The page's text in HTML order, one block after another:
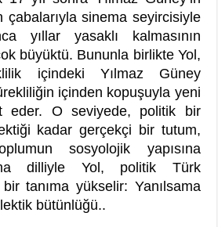
çabalarıyla sinema seyircisiyle
yıllar yasaklı kalmasının
büyüktü. Bununla birlikte Yol,
içindeki Yılmaz Güney
içinden kopuşuyla yeni
eder. O seviyede, politik bir
kadar gerçekçi bir tutum,
sosyolojik yapısına
dilliyle Yol, politik Türk
tanıma yükselir: Yanılsama
bütünlüğü..